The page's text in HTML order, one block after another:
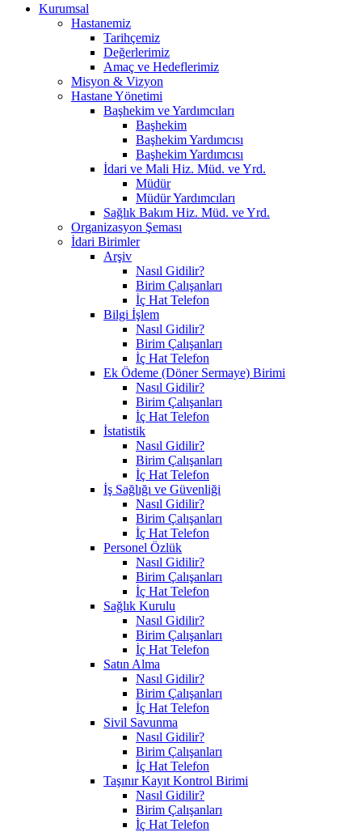
Kurumsal
Hastanemiz
Tarihçemiz
Değerlerimiz
Amaç ve Hedeflerimiz
Misyon & Vizyon
Hastane Yönetimi
Başhekim ve Yardımcıları
Başhekim
Başhekim Yardımcısı
Başhekim Yardımcısı
İdari ve Mali Hiz. Müd. ve Yrd.
Müdür
Müdür Yardımcıları
Sağlık Bakım Hiz. Müd. ve Yrd.
Organizasyon Şeması
İdari Birimler
Arşiv
Nasıl Gidilir?
Birim Çalışanları
İç Hat Telefon
Bilgi İşlem
Nasıl Gidilir?
Birim Çalışanları
İç Hat Telefon
Ek Ödeme (Döner Sermaye) Birimi
Nasıl Gidilir?
Birim Çalışanları
İç Hat Telefon
İstatistik
Nasıl Gidilir?
Birim Çalışanları
İç Hat Telefon
İş Sağlığı ve Güvenliği
Nasıl Gidilir?
Birim Çalışanları
İç Hat Telefon
Personel Özlük
Nasıl Gidilir?
Birim Çalışanları
İç Hat Telefon
Sağlık Kurulu
Nasıl Gidilir?
Birim Çalışanları
İç Hat Telefon
Satın Alma
Nasıl Gidilir?
Birim Çalışanları
İç Hat Telefon
Sivil Savunma
Nasıl Gidilir?
Birim Çalışanları
İç Hat Telefon
Taşınır Kayıt Kontrol Birimi
Nasıl Gidilir?
Birim Çalışanları
İç Hat Telefon